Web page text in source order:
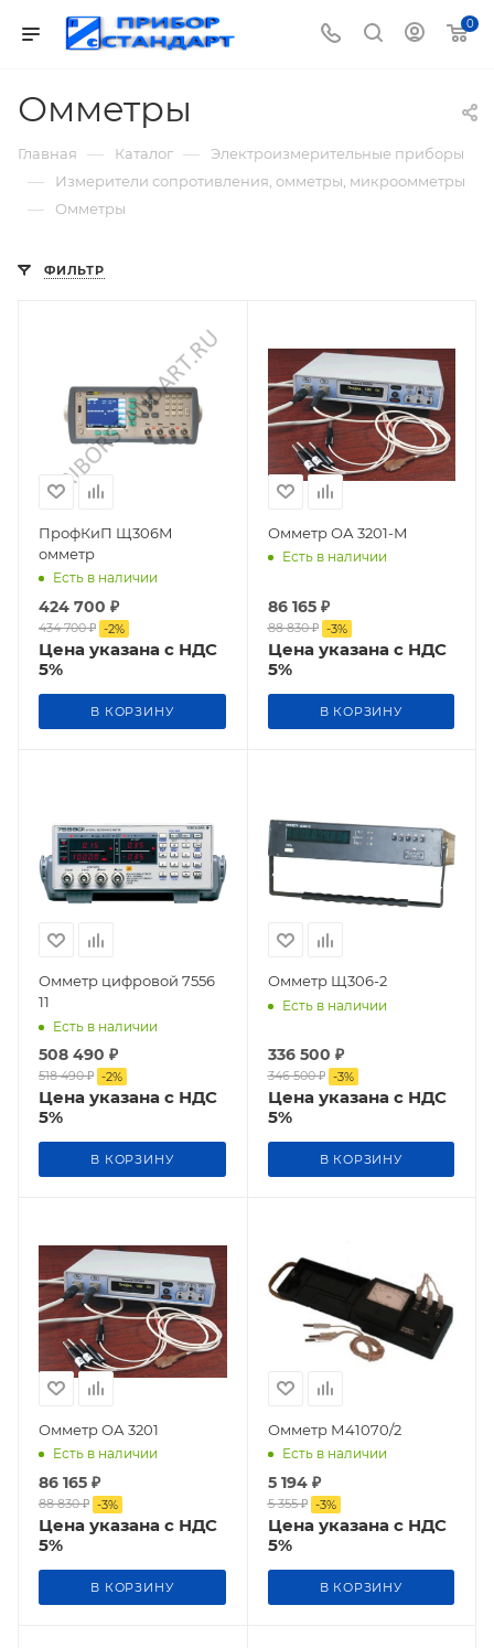
0
Омметры
Главная — Каталог — Электроизмерительные приборы
— Измерители сопротивления, омметры, микроомметры
— Омметры
ФИЛЬТР
ПрофКиП Щ306М
омметр
Есть в наличии
424 700 ₽
434 700₽ -2%
Цена указана с НДС
5%
В КОРЗИНУ
Омметр ОА 3201-М
Есть в наличии
86 165₽
88 830₽ -3%
Цена указана с НДС
5%
В КОРЗИНУ
Омметр цифровой 7556
11
Есть в наличии
508 490 ₽
518 490₽ -2%
Цена указана с НДС
5%
В КОРЗИНУ
Омметр Щ306-2
Есть в наличии
336 500 ₽
346 500₽ -3%
Цена указана с НДС
5%
В КОРЗИНУ
Омметр ОА 3201
Есть в наличии
86 165 ₽
88 830₽ -3%
Цена указана с НДС
5%
В КОРЗИНУ
Омметр М41070/2
Есть в наличии
5 194₽
5 355₽ -3%
Цена указана с НДС
5%
В КОРЗИНУ